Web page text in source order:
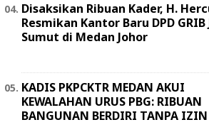
Disaksikan Ribuan Kader, H.
Resmikan Kantor Baru DPD GRIB
Sumut di Medan Johor
KADIS PKPCKTR MEDAN AKUI
KEWALAHAN URUS PBG: RIBUAN
BANGUNAN BERDIRI TANPA IZIN